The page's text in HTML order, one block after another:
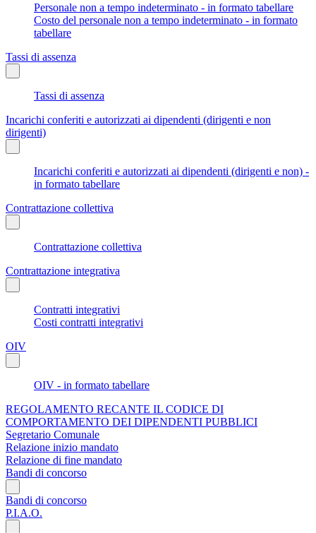
Personale non a tempo indeterminato - in formato tabellare
Costo del personale non a tempo indeterminato - in formato
tabellare
Tassi di assenza
Tassi di assenza
Incarichi conferiti e autorizzati ai dipendenti (dirigenti e non
dirigenti)
Incarichi conferiti e autorizzati ai dipendenti (dirigenti e non) -
in formato tabellare
Contrattazione collettiva
Contrattazione collettiva
Contrattazione integrativa
Contratti integrativi
Costi contratti integrativi
OIV
OIV - in formato tabellare
REGOLAMENTO RECANTE IL CODICE DI
COMPORTAMENTO DEI DIPENDENTI PUBBLICI
Segretario Comunale
Relazione inizio mandato
Relazione di fine mandato
Bandi di concorso
Bandi di concorso
P.I.A.O.